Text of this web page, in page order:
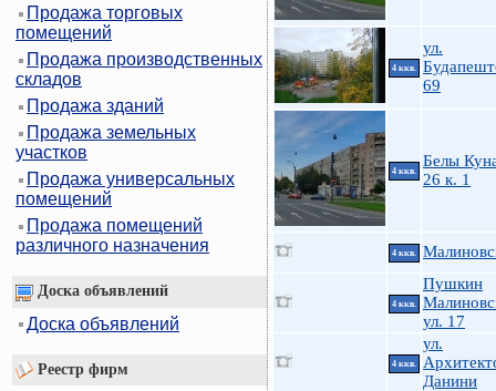
Продажа торговых
помещений
Продажа производственных
складов
Продажа зданий
Продажа земельных
участков
Продажа универсальных
помещений
Продажа помещений
различного назначения
Доска объявлений
Доска объявлений
Реестр фирм
4 ккв.
ул.
69
4 ккв.
Белы
26 к. 1
4 ккв.
4 ккв.
Пушкин
ул. 17
4 ккв.
ул.
Данини